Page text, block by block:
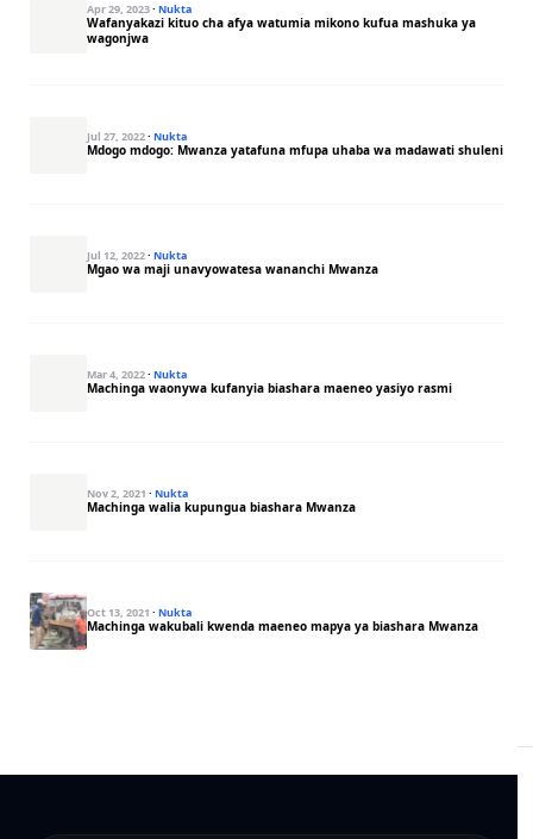
Apr 29, 2023· Nukta
Wafanyakazi kituo cha afya watumia mikono kufua mashuka ya
wagonjwa
Jul 27, 2022· Nukta
Mdogo mdogo: Mwanza yatafuna mfupa uhaba wa madawati shuleni
Jul 12, 2022· Nukta
Mgao wa maji unavyowatesa wananchi Mwanza
Mar 4, 2022· Nukta
Machinga waonywa kufanyia biashara maeneo yasiyo rasmi
Nov 2, 2021 · Nukta
Machinga walia kupungua biashara Mwanza
Oct 13, 2021 · Nukta
Machinga wakubali kwenda maeneo mapya ya biashara Mwanza